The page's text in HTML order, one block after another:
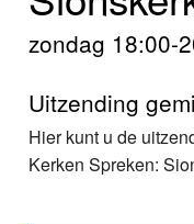
Video
zondag 18:00-
Uitzending
Hier kunt u de
Kerken Spreken: